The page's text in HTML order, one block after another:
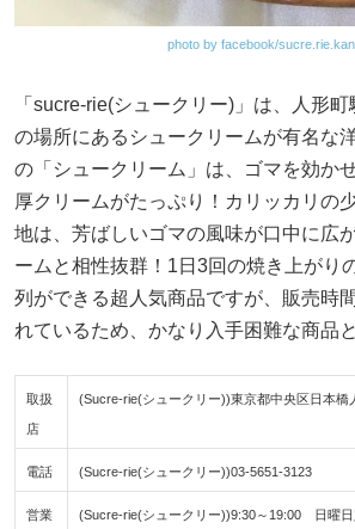
photo by facebook/
「sucre-rie(シュークリー)」は、人形
の場所にあるシュークリームが有名な
の「シュークリーム」は、ゴマを効か
厚クリームがたっぷり！カリッカリの
地は、芳ばしいゴマの風味が口中に広
ームと相性抜群！1日3回の焼き上がり
列ができる超人気商品ですが、販売時
れているため、かなり入手困難な商品
取扱
店
(Sucre-rie(シュークリー))東京都中央区日本橋
電話 (Sucre-rie(シュークリー))03-5651-3123
営業 (Sucre-rie(シュークリー))9:30～19:00 日曜日